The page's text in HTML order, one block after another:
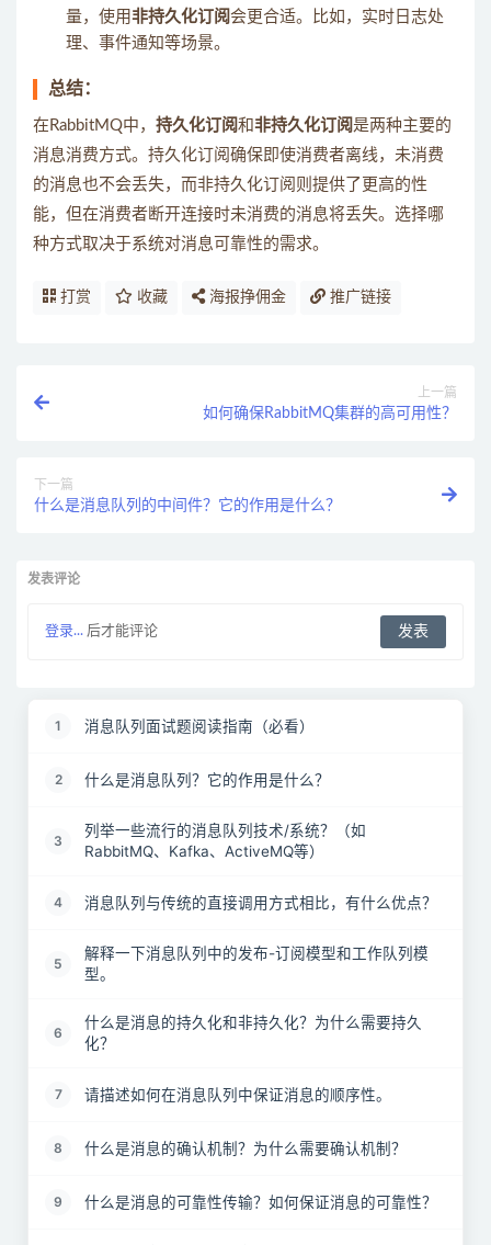
量，使用非持久化订阅会更合适。比如，实时日志处
理、事件通知等场景。
总结：
在RabbitMQ中， 持久化订阅和非持久化订阅是两种主要的
消息消费方式。持久化订阅确保即使消费者离线，未消费
的消息也不会丢失，而非持久化订阅则提供了更高的性
能，但在消费者断开连接时未消费的消息将丢失。选择哪
种方式取决于系统对消息可靠性的需求。
打赏 收藏 海报挣佣金 推广链接
上一篇
如何确保RabbitMQ集群的高可用性？
下一篇
什么是消息队列的中间件？它的作用是什么？
发表评论
登录... 后才能评论
1 消息队列面试题阅读指南（必看）
2 什么是消息队列？它的作用是什么？
3
列举一些流行的消息队列技术/系统？（如
RabbitMQ、Kafka、ActiveMQ等）
4 消息队列与传统的直接调用方式相比，有什么优点？
5
解释一下消息队列中的发布-订阅模型和工作队列模
型。
6
什么是消息的持久化和非持久化？为什么需要持久
化？
7 请描述如何在消息队列中保证消息的顺序性。
8 什么是消息的确认机制？为什么需要确认机制？
9 什么是消息的可靠性传输？如何保证消息的可靠性？